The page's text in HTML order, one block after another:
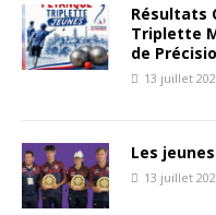
Résultats
Triplette
de
13 juillet
Les
13 juillet